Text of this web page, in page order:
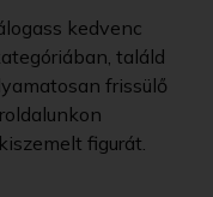
kedvenc
találd
frissülő
figurát.